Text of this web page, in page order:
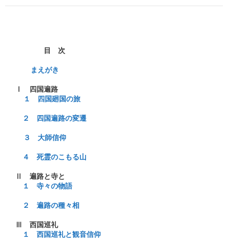
目　次
まえがき
  １　四国廻国の旅
２　四国遍路の変遷
  ３　大師信仰
４　死霊のこもる山
１　寺々の物語
２　遍路の種々相
１　西国巡礼と観音信仰